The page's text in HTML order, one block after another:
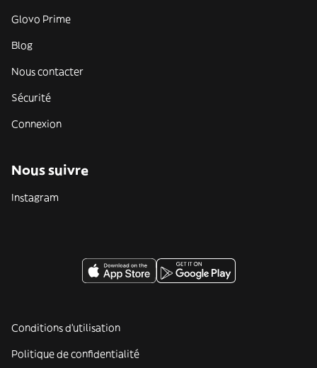
Glovo Prime
Blog
Nous contacter
Sécurité
Connexion
Nous suivre
Instagram
Conditions d'utilisation
Politique de confidentialité